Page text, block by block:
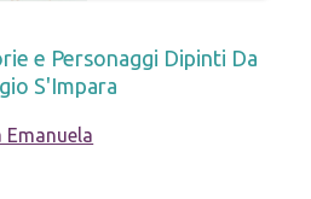
e Personaggi Dipinti Da
S'Impara
Emanuela